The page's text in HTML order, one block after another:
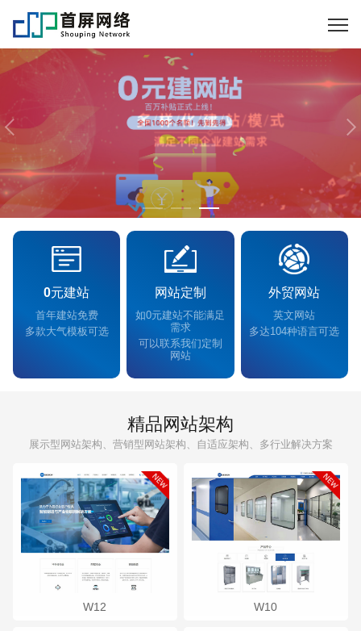
0元建站
首年建站免费
多款大气模板可选
网站定制
如0元建站不能满足
需求
可以联系我们定制
网站
外贸网站
英文网站
多达104种语言可选
精品网站架构
展示型网站架构、营销型网站架构、自适应架构、多行业解决方案
W12 W10